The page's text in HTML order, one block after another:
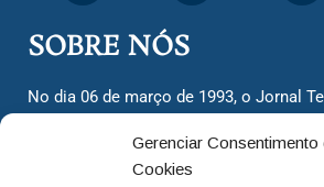
Gerenciar Consentimento
Cookies
SOBRE NÓS
No dia 06 de março de 1993, o Jornal
cidadãos valinhenses, já que naquela
dois jornais. Há mais de 30 anos, o